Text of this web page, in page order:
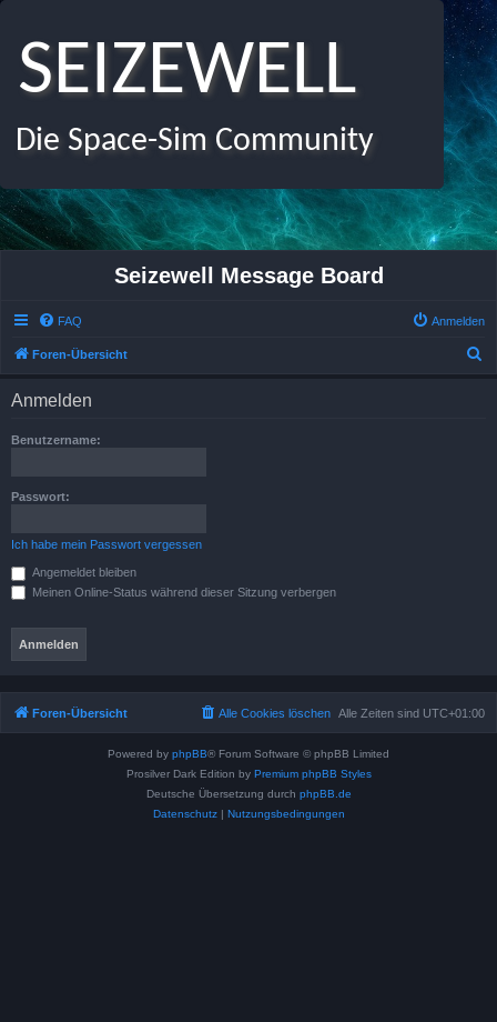
SEIZEWELL
Die Space-Sim Community
Seizewell Message Board
FAQ Anmelden
Foren-Übersicht
Anmelden
Benutzername:
Passwort:
Ich habe mein Passwort vergessen
Angemeldet bleiben
Meinen Online-Status während dieser Sitzung verbergen
Foren-Übersicht Alle Zeiten sind UTC+01:00
Alle Cookies löschen
Powered by phpBB® Forum Software © phpBB Limited
Prosilver Dark Edition by Premium phpBB Styles
Deutsche Übersetzung durch phpBB.de
Datenschutz| Nutzungsbedingungen